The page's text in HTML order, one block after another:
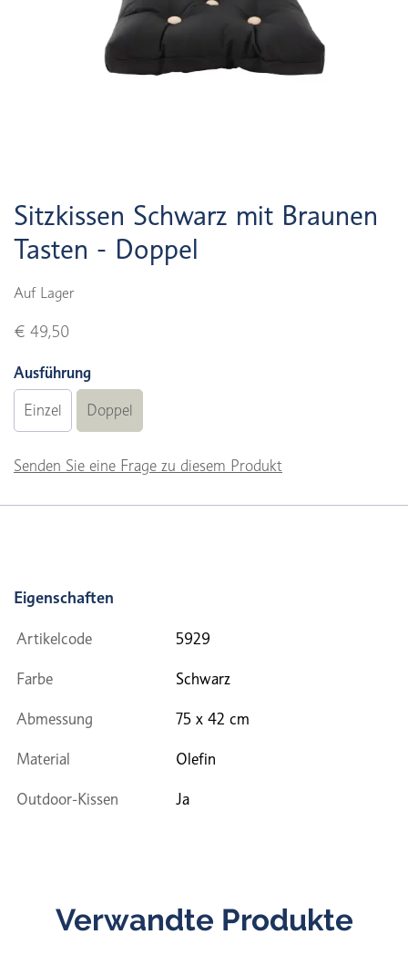
Sitzkissen Schwarz mit Braunen
Tasten - Doppel
Auf Lager
€ 49,50
Ausführung
Einzel Doppel
Senden Sie eine Frage zu diesem Produkt
Eigenschaften
Artikelcode 5929
Farbe Schwarz
Abmessung 75 x 42 cm
Material Olefin
Outdoor-Kissen Ja
Verwandte Produkte